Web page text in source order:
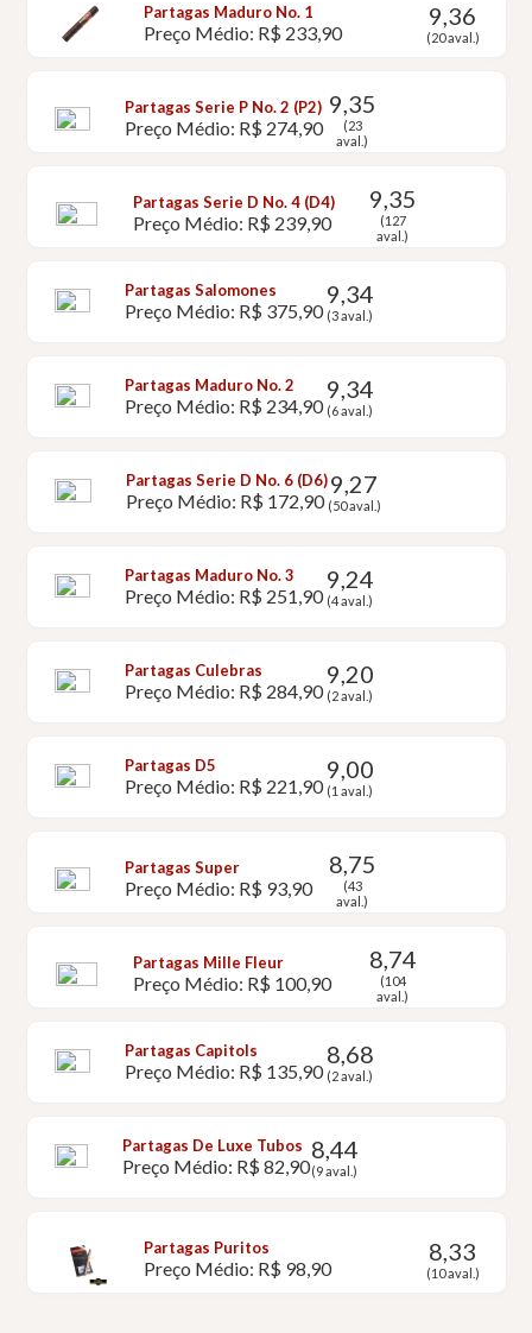
Partagas Maduro No. 1
Preço Médio: R$ 233,90
9,36
(20 aval.)
Partagas Serie P No. 2 (P2)
Preço Médio: R$ 274,90
9,35
(23
aval.)
Partagas Serie D No. 4 (D4)
Preço Médio: R$ 239,90
9,35
(127
aval.)
Partagas Salomones
Preço Médio: R$ 375,90
9,34
(3 aval.)
Partagas Maduro No. 2
Preço Médio: R$ 234,90
9,34
(6 aval.)
Partagas Serie D No. 6 (D6)
Preço Médio: R$ 172,90
9,27
(50 aval.)
Partagas Maduro No. 3
Preço Médio: R$ 251,90
9,24
(4 aval.)
Partagas Culebras
Preço Médio: R$ 284,90
9,20
(2 aval.)
Partagas D5
Preço Médio: R$ 221,90
9,00
(1 aval.)
Partagas Super
Preço Médio: R$ 93,90
8,75
(43
aval.)
Partagas Mille Fleur
Preço Médio: R$ 100,90
8,74
(104
aval.)
Partagas Capitols
Preço Médio: R$ 135,90
8,68
(2 aval.)
Partagas De Luxe Tubos
Preço Médio: R$ 82,90
8,44
(9 aval.)
Partagas Puritos
Preço Médio: R$ 98,90
8,33
(10 aval.)